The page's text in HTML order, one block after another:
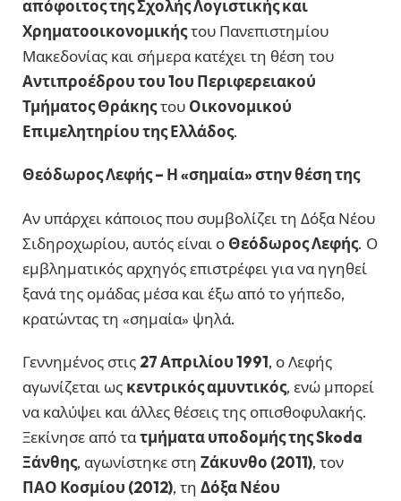
απόφοιτος της Σχολής Λογιστικής και
Χρηματοοικονομικήςτου Πανεπιστημίου
Μακεδονίας και σήμερα κατέχει τη θέση του
Αντιπροέδρου του 1ου Περιφερειακού
Τμήματος Θράκηςτου Οικονομικού
Επιμελητηρίου της Ελλάδος.
Θεόδωρος Λεφής – Η «σημαία» στην θέση της
Αν υπάρχει κάποιος που συμβολίζει τη Δόξα Νέου
Σιδηροχωρίου, αυτός είναι ο Θεόδωρος Λεφής. Ο
εμβληματικός αρχηγός επιστρέφει για να ηγηθεί
ξανά της ομάδας μέσα και έξω από το γήπεδο,
κρατώντας τη «σημαία» ψηλά.
Γεννημένος στις 27 Απριλίου 1991, ο Λεφής
αγωνίζεται ως κεντρικός αμυντικός, ενώ μπορεί
να καλύψει και άλλες θέσεις της οπισθοφυλακής.
Ξεκίνησε από τατμήματα υποδομής της Skoda
Ξάνθης, αγωνίστηκε στη Ζάκυνθο (2011), τον
ΠΑΟ Κοσμίου (2012), τη Δόξα Νέου